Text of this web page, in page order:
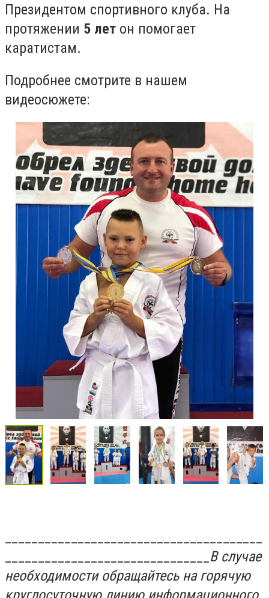
Президентом спортивного клуба. На
протяжении 5 лет он помогает
каратистам.
Подробнее смотрите в нашем
видеосюжете:
В случае
необходимости обращайтесь на горячую